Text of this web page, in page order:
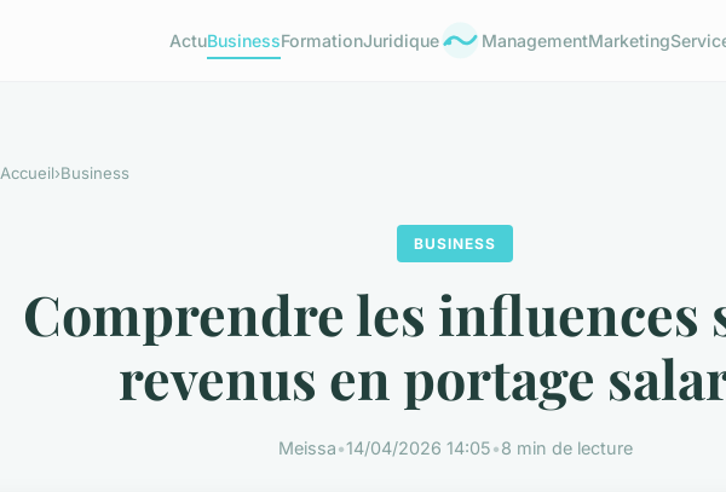
ActuBusinessFormationJuridique ManagementMarketing
Accueil›Business
BUSINESS
Comprendre les influences
revenus en portage
Meissa•14/04/2026 14:05•8 min de lecture